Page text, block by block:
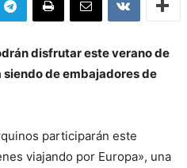
disfrutar este verano de
de embajadores de
participarán este
viajando por Europa», una